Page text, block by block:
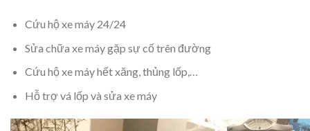
Cứu hộ xe máy 24/24
Sửa chữa xe máy gặp sự cố trên đường
Cứu hộ xe máy hết xăng, thủng lốp,…
Hỗ trợ vá lốp và sửa xe máy